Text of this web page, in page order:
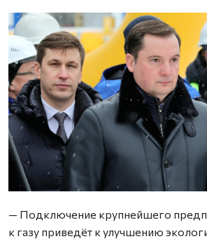
— Подключение крупнейшего
к газу приведёт к улучшению